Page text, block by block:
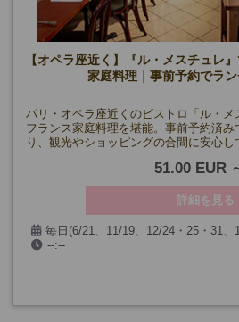
【オペラ座近く】『ル・メスチュレ
家庭料理｜事前予約でラ
パリ・オペラ座近くのビストロ「ル・
フランス家庭料理を堪能。事前予約済み
り、観光やショッピングの合間に安心
51.00 EUR
詳細を見る
毎日(6/21、11/19、12/24・25・31、
--:--